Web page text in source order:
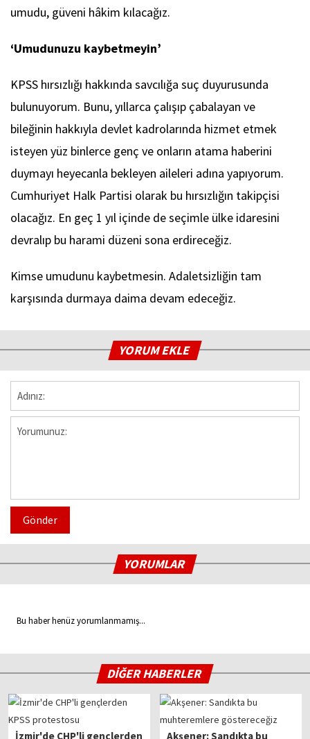
umudu, güveni hâkim kılacağız.
‘Umudunuzu kaybetmeyin’
KPSS hırsızlığı hakkında savcılığa suç duyurusunda
bulunuyorum. Bunu, yıllarca çalışıp çabalayan ve
bileğinin hakkıyla devlet kadrolarında hizmet etmek
isteyen yüz binlerce genç ve onların atama haberini
duymayı heyecanla bekleyen aileleri adına yapıyorum.
Cumhuriyet Halk Partisi olarak bu hırsızlığın takipçisi
olacağız. En geç 1 yıl içinde de seçimle ülke idaresini
devralıp bu harami düzeni sona erdireceğiz.
Kimse umudunu kaybetmesin. Adaletsizliğin tam
karşısında durmaya daima devam edeceğiz.
YORUM EKLE
Gönder
YORUMLAR
Bu haber henüz yorumlanmamış...
DİĞER HABERLER
İzmir'de CHP'li gençlerden
Akşener: Sandıkta bu